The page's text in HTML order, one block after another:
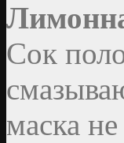
Сок
маска